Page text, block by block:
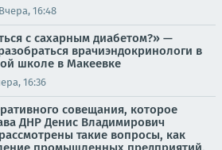
Вчера, 16:48
с сахарным диабетом?» —
врачиэндокринологи в
школе в Макеевке
16:36
совещания, которое
ДНР Денис Владимирович
такие вопросы, как